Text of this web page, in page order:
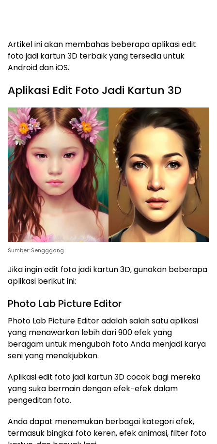
Artikel ini akan membahas beberapa aplikasi edit
foto jadi kartun 3D terbaik yang tersedia untuk
Android dan iOS.
Aplikasi Edit Foto Jadi Kartun 3D
Sumber: Sengggang
Jika ingin edit foto jadi kartun 3D, gunakan beberapa
aplikasi berikut ini:
Photo Lab Picture Editor
Photo Lab Picture Editor adalah salah satu aplikasi
yang menawarkan lebih dari 900 efek yang
beragam untuk mengubah foto Anda menjadi karya
seni yang menakjubkan.
Aplikasi edit foto jadi kartun 3D cocok bagi mereka
yang suka bermain dengan efek-efek dalam
pengeditan foto.
Anda dapat menemukan berbagai kategori efek,
termasuk bingkai foto keren, efek animasi, filter foto